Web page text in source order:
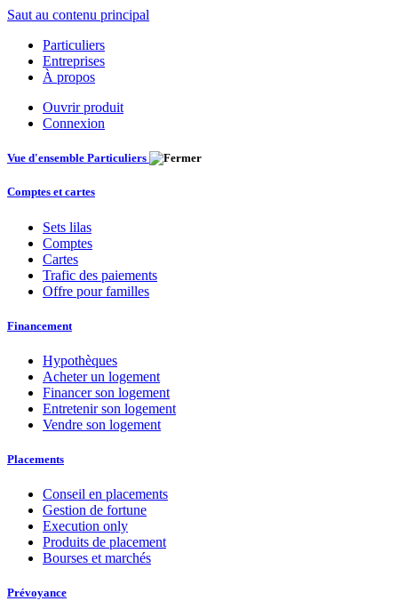
Saut au contenu principal
Particuliers
Entreprises
À propos
Ouvrir produit
Connexion
Vue d'ensemble Particuliers
Comptes et cartes
Sets lilas
Comptes
Cartes
Trafic des paiements
Offre pour familles
Financement
Hypothèques
Acheter un logement
Financer son logement
Entretenir son logement
Vendre son logement
Placements
Conseil en placements
Gestion de fortune
Execution only
Produits de placement
Bourses et marchés
Prévoyance